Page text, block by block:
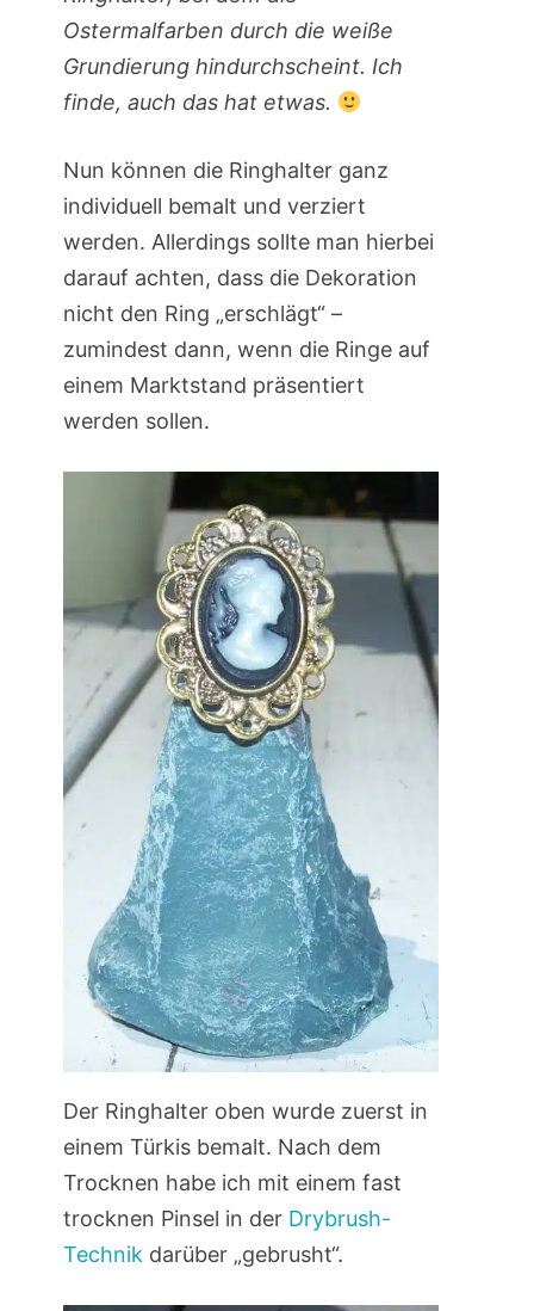
Ostermalfarben durch die weiße
Grundierung hindurchscheint. Ich
finde, auch das hat etwas.
Nun können die Ringhalter ganz
individuell bemalt und verziert
werden. Allerdings sollte man hierbei
darauf achten, dass die Dekoration
nicht den Ring „erschlägt“ –
zumindest dann, wenn die Ringe auf
einem Marktstand präsentiert
werden sollen.
Der Ringhalter oben wurde zuerst in
einem Türkis bemalt. Nach dem
Trocknen habe ich mit einem fast
trocknen Pinsel in der Drybrush-
Technik darüber „gebrusht“.